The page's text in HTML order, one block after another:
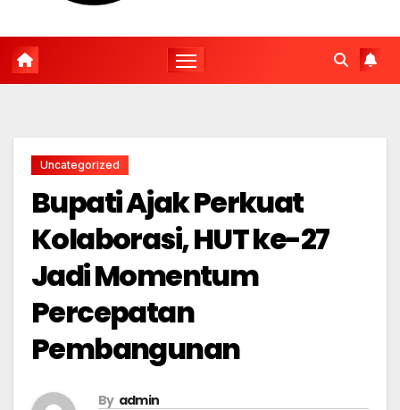
Uncategorized
Bupati Ajak Perkuat
Kolaborasi, HUT ke-27
Jadi Momentum
Percepatan
Pembangunan
By admin